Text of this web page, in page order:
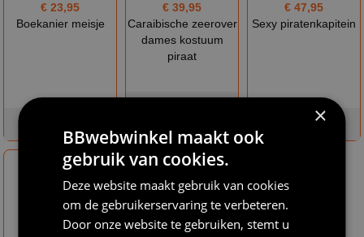
€ 23,95
Boekanier meisje
€ 39,95
Caraibische zeerover
dames kostuum
piraat
€ 47,95
Sexy piratenkapitein
op voorraad
×
BBwebwinkel maakt ook
gebruik van cookies.
Deze website maakt gebruik van cookies
om de gebruikerservaring te verbeteren.
Door onze website te gebruiken, stemt u